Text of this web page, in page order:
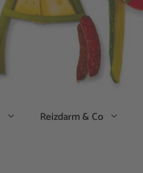
Reizdarm & Co